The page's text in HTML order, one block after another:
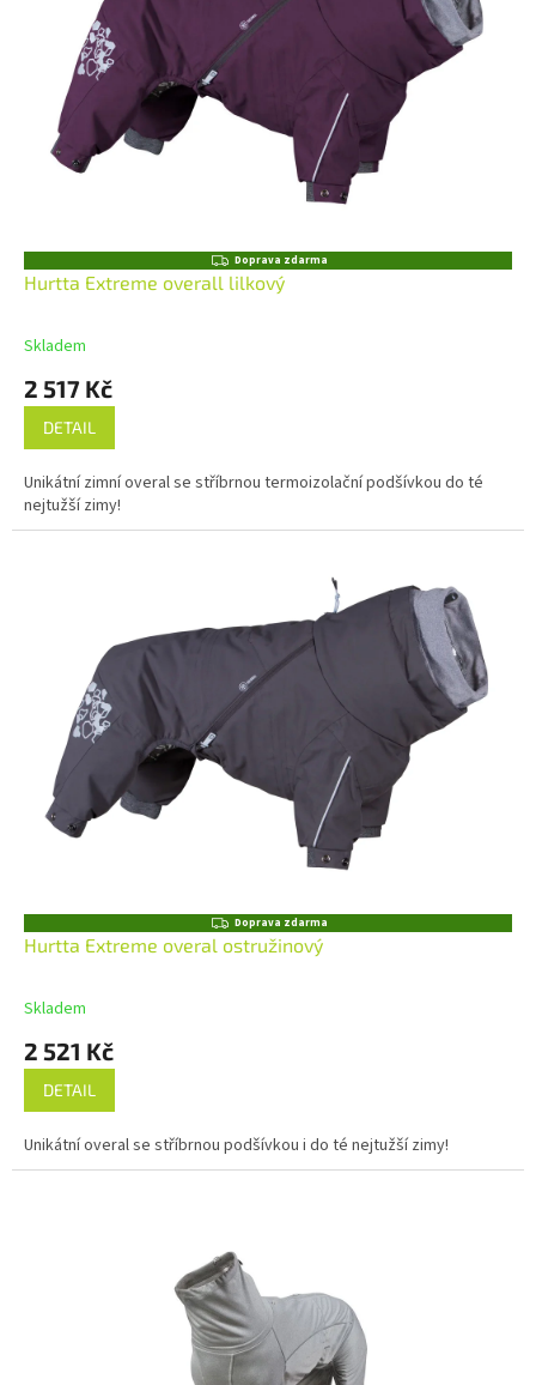
Z
D
A
Doprava zdarma
Hurtta Extreme overall lilkový
Skladem
2 517 Kč
DETAIL
Unikátní zimní overal se stříbrnou termoizolační podšívkou do té
nejtužší zimy!
Z
A
Doprava zdarma
Hurtta Extreme overal ostružinový
Skladem
2 521 Kč
DETAIL
Unikátní overal se stříbrnou podšívkou i do té nejtužší zimy!